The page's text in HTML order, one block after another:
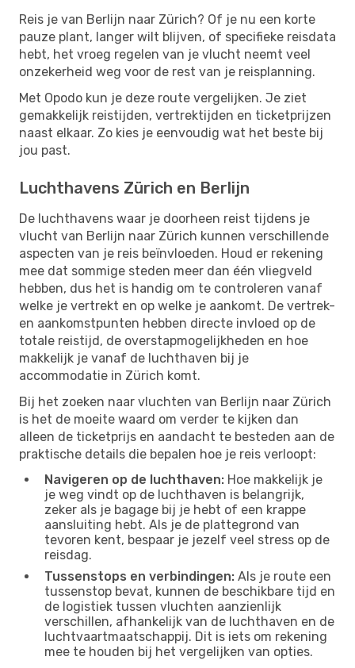
Reis je van Berlijn naar Zürich? Of je nu een korte
pauze plant, langer wilt blijven, of specifieke reisdata
hebt, het vroeg regelen van je vlucht neemt veel
onzekerheid weg voor de rest van je reisplanning.
Met Opodo kun je deze route vergelijken. Je ziet
gemakkelijk reistijden, vertrektijden en ticketprijzen
naast elkaar. Zo kies je eenvoudig wat het beste bij
jou past.
Luchthavens Zürich en Berlijn
De luchthavens waar je doorheen reist tijdens je
vlucht van Berlijn naar Zürich kunnen verschillende
aspecten van je reis beïnvloeden. Houd er rekening
mee dat sommige steden meer dan één vliegveld
hebben, dus het is handig om te controleren vanaf
welke je vertrekt en op welke je aankomt. De vertrek-
en aankomstpunten hebben directe invloed op de
totale reistijd, de overstapmogelijkheden en hoe
makkelijk je vanaf de luchthaven bij je
accommodatie in Zürich komt.
Bij het zoeken naar vluchten van Berlijn naar Zürich
is het de moeite waard om verder te kijken dan
alleen de ticketprijs en aandacht te besteden aan de
praktische details die bepalen hoe je reis verloopt:
Navigeren op de luchthaven: Hoe makkelijk je
je weg vindt op de luchthaven is belangrijk,
zeker als je bagage bij je hebt of een krappe
aansluiting hebt. Als je de plattegrond van
tevoren kent, bespaar je jezelf veel stress op de
reisdag.
Tussenstops en verbindingen: Als je route een
tussenstop bevat, kunnen de beschikbare tijd en
de logistiek tussen vluchten aanzienlijk
verschillen, afhankelijk van de luchthaven en de
luchtvaartmaatschappij. Dit is iets om rekening
mee te houden bij het vergelijken van opties.